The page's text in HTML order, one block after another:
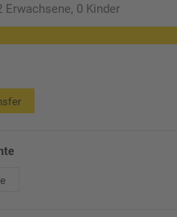
Erwachsene, 0 Kinder